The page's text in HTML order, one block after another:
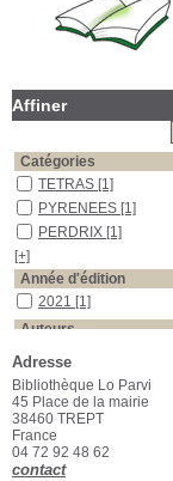
Affiner
Catégories
TETRAS [1]
PYRENEES [1]
PERDRIX [1]
[+]
Année d'édition
2021 [1]
Auteurs
Adresse
Bibliothèque Lo Parvi
45 Place de la mairie
38460 TREPT
France
04 72 92 48 62
contact